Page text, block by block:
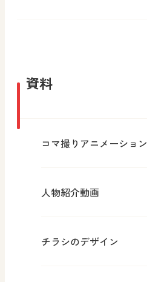
資料
コマ撮りアニメーション
人物紹介動画
チラシのデザイン